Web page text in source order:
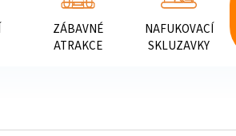
ZÁBAVNÉ
ATRAKCE
NAFUKOVACÍ
SKLUZAVKY